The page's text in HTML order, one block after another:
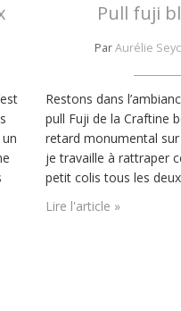
Pull fuji
ParAurélie
Restons dans
pull Fuji de la Craftine
retard monumental
je travaille à rattraper
petit colis tous les
tissu ou un patron sur
Lire l'article »